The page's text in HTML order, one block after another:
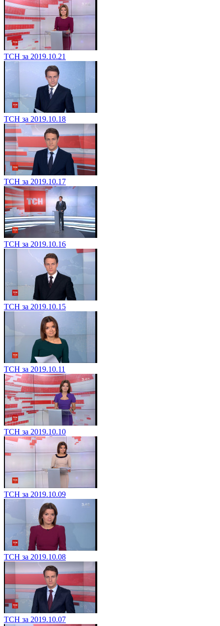
ТСН за 2019.10.21
ТСН за 2019.10.18
ТСН за 2019.10.17
ТСН за 2019.10.16
ТСН за 2019.10.15
ТСН за 2019.10.11
ТСН за 2019.10.10
ТСН за 2019.10.09
ТСН за 2019.10.08
ТСН за 2019.10.07